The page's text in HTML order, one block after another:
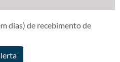
dias) de recebimento de